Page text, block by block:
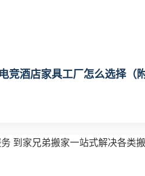
竞酒店家具工厂怎么选择（